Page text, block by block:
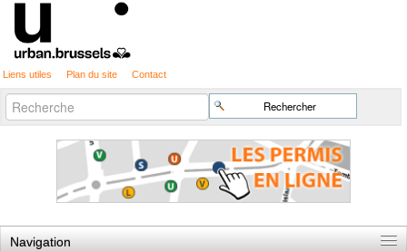
Liens utiles Plan du site Contact
Chercher par
Recherche
avancée…
Navigation